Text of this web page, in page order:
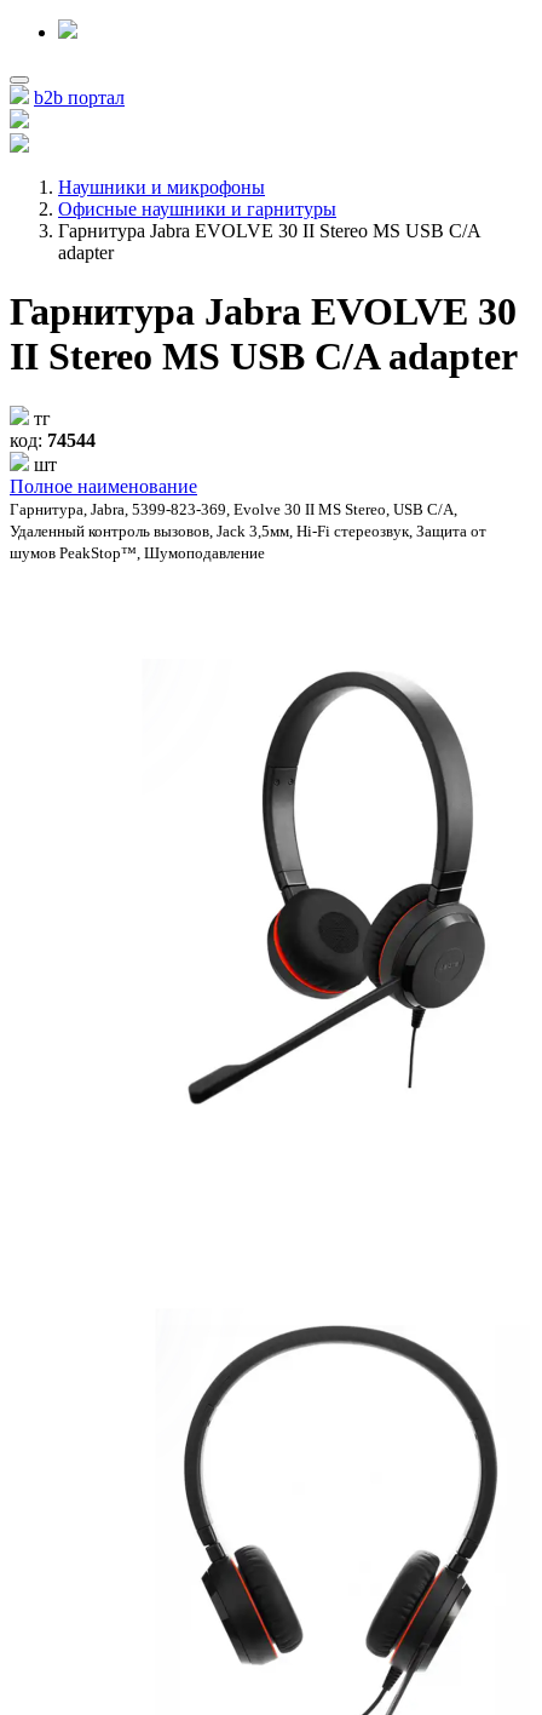
b2b портал
Наушники и микрофоны
Офисные наушники и гарнитуры
Гарнитура Jabra EVOLVE 30 II Stereo MS USB C/A
adapter
Гарнитура Jabra EVOLVE 30
II Stereo MS USB C/A adapter
тг
код: 74544
шт
Полное наименование
Гарнитура, Jabra, 5399-823-369, Evolve 30 II MS Stereo, USB C/A,
Удаленный контроль вызовов, Jack 3,5мм, Hi-Fi стереозвук, Защита от
шумов PeakStop™, Шумоподавление